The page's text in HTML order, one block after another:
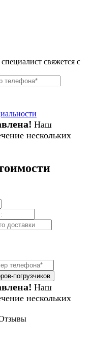
свяжется с
Наш
нескольких
Наш
нескольких